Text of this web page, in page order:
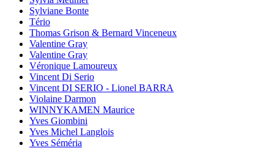
Sylviane Bonte
Tério
Thomas Grison & Bernard Vinceneux
Valentine Gray
Valentine Gray
Véronique Lamoureux
Vincent Di Serio
Vincent DI SERIO - Lionel BARRA
Violaine Darmon
WINNYKAMEN Maurice
Yves Giombini
Yves Michel Langlois
Yves Séméria